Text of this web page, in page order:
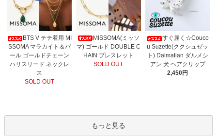
BTS V テテ着用 MI
SSOMA マラカイト＆パ
ール ゴールドチェーン
ハリスリード ネックレ
ス
SOLD OUT
MISSOMA(ミッソ
マ) ゴールド DOUBLE C
HAIN ブレスレット
SOLD OUT
すぐ届く☆Couco
u Suzette(ククシュゼッ
ト) Dalmatian ダルメシ
アン 犬 ヘアクリップ
2,450円
もっと見る